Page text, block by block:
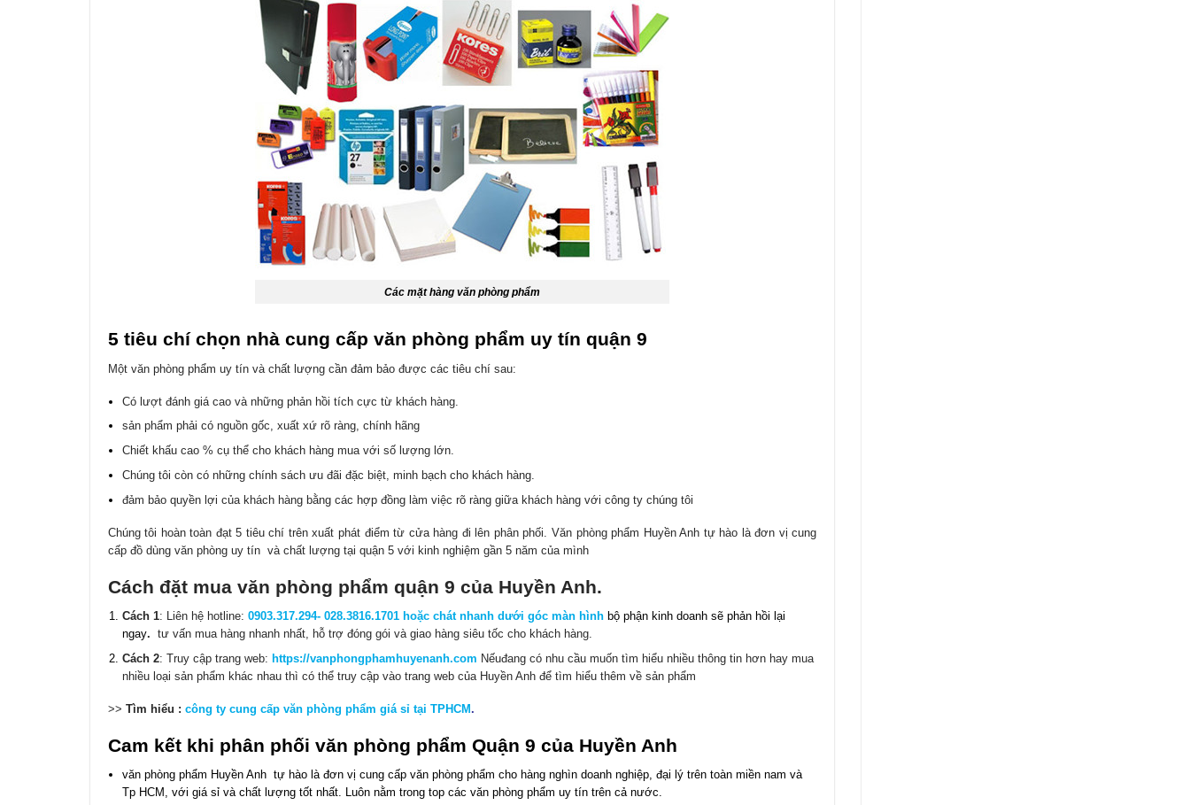
Các mặt hàng văn phòng phẩm
5 tiêu chí chọn nhà cung cấp văn phòng phẩm uy tín quận 9
Một văn phòng phẩm uy tín và chất lượng cần đảm bảo được các tiêu chí sau:
Có lượt đánh giá cao và những phản hồi tích cực từ khách hàng.
sản phẩm phải có nguồn gốc, xuất xứ rõ ràng, chính hãng
Chiết khấu cao % cụ thể cho khách hàng mua với số lượng lớn.
Chúng tôi còn có những chính sách ưu đãi đặc biệt, minh bạch cho khách hàng.
đảm bảo quyền lợi của khách hàng bằng các hợp đồng làm việc rõ ràng giữa khách hàng với công ty chúng tôi
Chúng tôi hoàn toàn đạt 5 tiêu chí trên xuất phát điểm từ cửa hàng đi lên phân phối. Văn phòng phẩm Huyền Anh tự hào là đơn vị cung
cấp đồ dùng văn phòng uy tín và chất lượng tại quận 5 với kinh nghiệm gần 5 năm của mình
Cách đặt mua văn phòng phẩm quận 9 của Huyền Anh.
Cách 1: Liên hệ hotline:0903.317.294- 028.3816.1701 hoặc chát nhanh dưới góc màn hình bộ phận kinh doanh sẽ phản hồi lại
ngay. tư vấn mua hàng nhanh nhất, hỗ trợ đóng gói và giao hàng siêu tốc cho khách hàng.
Cách 2: Truy cập trang web:https://vanphongphamhuyenanh.com Nếuđang có nhu cầu muốn tìm hiểu nhiều thông tin hơn hay mua
nhiều loại sản phẩm khác nhau thì có thể truy cập vào trang web của Huyền Anh để tìm hiểu thêm về sản phẩm
>> Tìm hiểu : công ty cung cấp văn phòng phẩm giá sỉ tại TPHCM.
Cam kết khi phân phối văn phòng phẩm Quận 9 của Huyền Anh
văn phòng phẩm Huyền Anh tự hào là đơn vị cung cấp văn phòng phẩm cho hàng nghìn doanh nghiệp, đại lý trên toàn miền nam và
Tp HCM, với giá sỉ và chất lượng tốt nhất. Luôn nằm trong top các văn phòng phẩm uy tín trên cả nước.